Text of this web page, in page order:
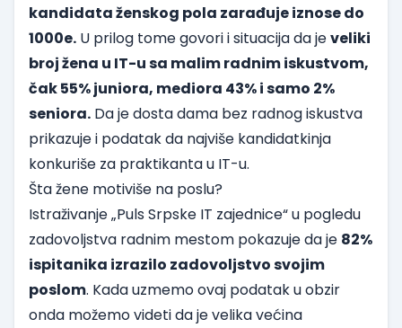
kandidata ženskog pola zarađuje iznose do
1000e. U prilog tome govori i situacija da jeveliki
broj žena u IT-u sa malim radnim iskustvom,
čak 55% juniora, mediora 43% i samo 2%
seniora. Da je dosta dama bez radnog iskustva
prikazuje i podatak da najviše kandidatkinja
konkuriše za praktikanta u IT-u.
Šta žene motiviše na poslu?
Istraživanje „Puls Srpske IT zajednice“ u pogledu
zadovoljstva radnim mestom pokazuje da je 82%
ispitanika izrazilo zadovoljstvo svojim
poslom. Kada uzmemo ovaj podatak u obzir
onda možemo videti da je velika većina